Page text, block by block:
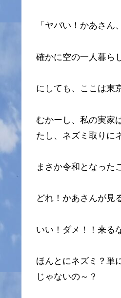
「ヤバい！かあさん
確かに空の一人暮ら
にしても、ここは東
むかーし、私の実家
たし、ネズミ取りに
まさか令和となった
どれ！かあさんが見
いい！ダメ！！来る
ほんとにネズミ？単
じゃないの～？